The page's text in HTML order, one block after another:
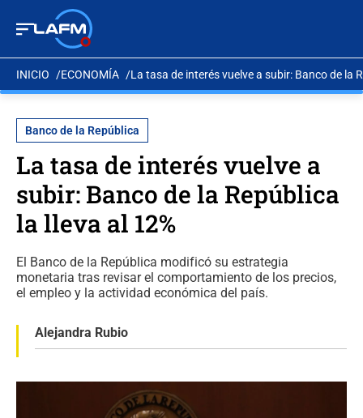
INICIO ECONOMÍA La tasa de interés vuelve a subir: Banco de la
Banco de la República
La tasa de interés vuelve a
subir: Banco de la República
la lleva al 12%
El Banco de la República modificó su estrategia
monetaria tras revisar el comportamiento de los precios,
el empleo y la actividad económica del país.
Alejandra Rubio